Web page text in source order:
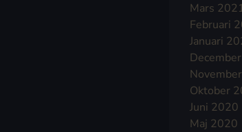
Mars
Februari
Januari
Oktober
Juni 2020
Maj 2020